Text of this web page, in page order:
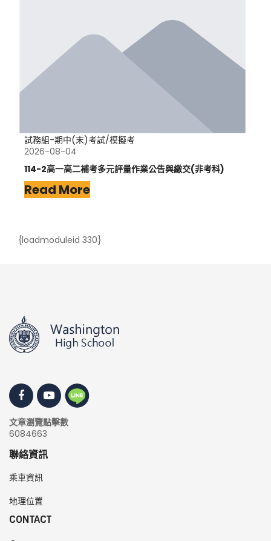
試務組-期中(末)考試/模擬考
2026-08-04
114-2高一高二補考多元評量作業公告與繳交(非考科)
Read More
{loadmoduleid 330}
文章瀏覽點擊數
6084663
聯絡資訊
乘車資訊
地理位置
CONTACT